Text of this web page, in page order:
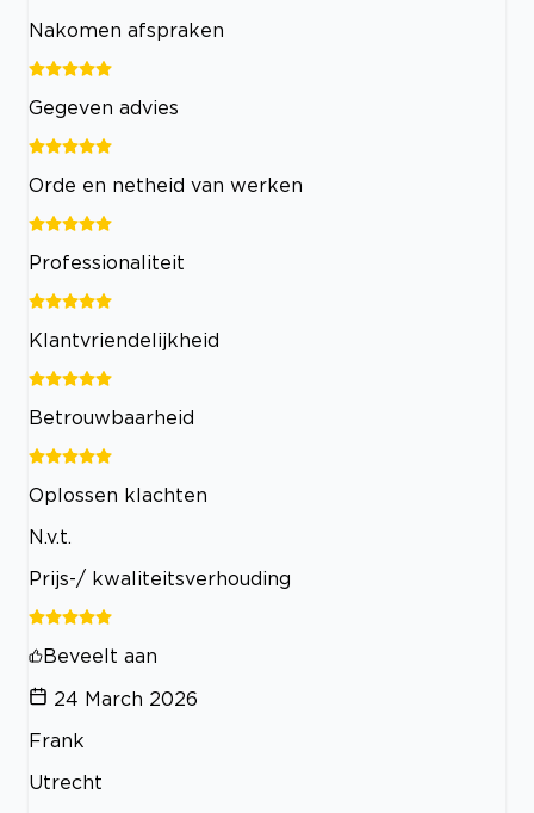
Nakomen afspraken
Gegeven advies
Orde en netheid van werken
Professionaliteit
Klantvriendelijkheid
Betrouwbaarheid
Oplossen klachten
N.v.t.
Prijs-/ kwaliteitsverhouding
Beveelt aan
24 March 2026
Frank
Utrecht